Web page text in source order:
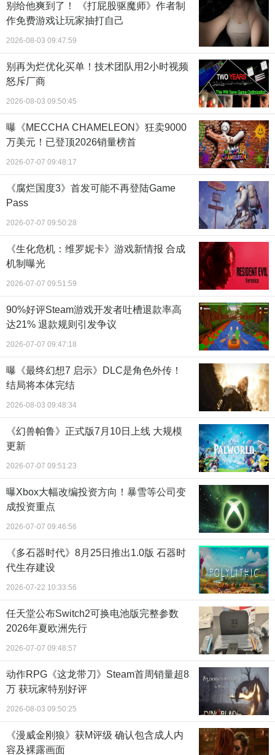
别给他爽到了！ 《打屁股驱魔师》作者制
作免费游戏让玩家抽打自己
2026-08-03 09:47:59
别再为烂优化买单！技术团队用2小时视频
怒斥厂商
2026-08-03 09:50:45
曝《MECCHA CHAMELEON》狂卖9000
万美元！已登顶2026销量榜首
2026-07-07 09:48:17
《腐烂国度3》首发可能不再登陆Game
Pass
2026-07-07 09:50:28
《生化危机：维罗妮卡》游戏新情报 合成
机制曝光
2026-07-07 09:51:59
90%好评Steam游戏开发者吐槽退款率高
达21% 退款规则引发争议
2026-07-07 09:47:18
曝《最终幻想7 启示》DLC是角色外传！
结局将本体完结
2026-08-03 09:48:34
《幻兽帕鲁》正式版7月10日上线 大规模
更新
2026-07-07 09:51:23
曝Xbox大幅改编投资方向！暴雪等公司变
成投资重点
2026-07-07 09:46:56
《多石器时代》8月25日推出1.0版 石器时
代生存建设
2026-07-22 10:33:56
任天堂公布Switch2可换电池版完整参数
2026年夏欧洲先行
2026-07-07 09:48:57
动作RPG《这龙带刀》Steam首周销量超8
万 获玩家特别好评
2026-08-03 09:50:25
《漫威金刚狼》获M评级 确认包含成人内
容及裸露画面